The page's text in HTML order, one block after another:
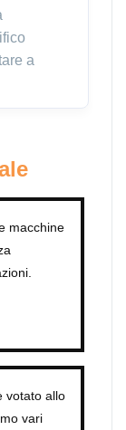
a
macchine
votato allo
vari